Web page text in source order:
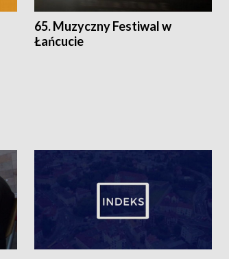
65. Muzyczny Festiwal w
Łańcucie